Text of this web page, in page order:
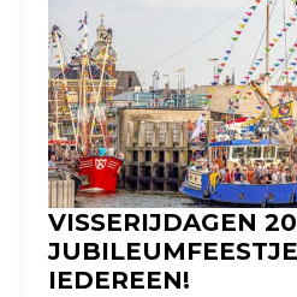
VISSERIJDAGEN
IEDEREEN!